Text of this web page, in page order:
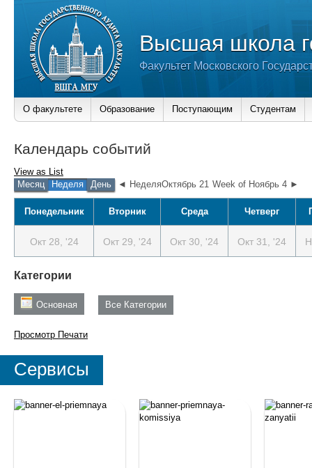
Высшая школа
Факультет Московского
О факультете Образование Поступающим Студентам
Календарь событий
View as List
Месяц
Неделя День ◄ НеделяОктябрь 21 Week of Ноябрь 4 ►
Понедельник Вторник Среда Четверг
Окт 28, '24 Окт 29, '24 Окт 30, '24 Окт 31, '24
Категории
Основная Все Категории
Просмотр Печати
Сервисы